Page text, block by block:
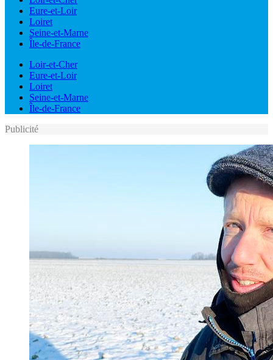
Eure-et-Loir
Loiret
Seine-et-Marne
Île-de-France
Loir-et-Cher
Eure-et-Loir
Loiret
Seine-et-Marne
Île-de-France
Publicité